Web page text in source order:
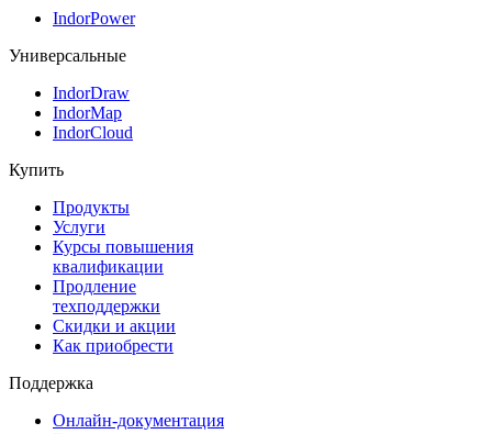
IndorPower
Универсальные
IndorDraw
IndorMap
IndorCloud
Купить
Продукты
Услуги
Курсы повышения
квалификации
Продление
техподдержки
Скидки и акции
Как приобрести
Поддержка
Онлайн-документация